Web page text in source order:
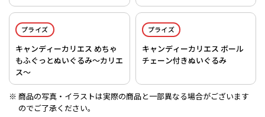
プライズ
キャンディーカリエス めちゃ
もふぐっとぬいぐるみ～カリエ
ス～
プライズ
キャンディーカリエス ボール
チェーン付きぬいぐるみ
商品の写真・イラストは実際の商品と一部異なる場合がございます
のでご了承ください。